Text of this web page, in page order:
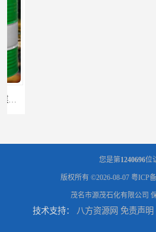
您是第1240696位
版权所有 ©2026-08-07 粤ICP
茂名市源茂石化有限公司
技术支持： 八方资源网 免责声明